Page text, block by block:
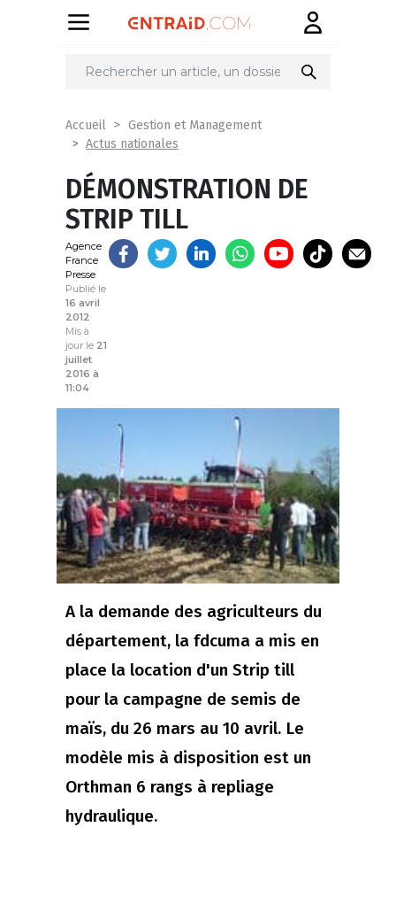
Partager
Accueil
Gestion et Management
Actus nationales
DÉMONSTRATION DE
STRIP TILL
Agence
France
Presse
Publié le
16 avril
2012
Mis à
jour le 21
juillet
2016 à
11:04
A la demande des agriculteurs du
département, la fdcuma a mis en
place la location d'un Strip till
pour la campagne de semis de
maïs, du 26 mars au 10 avril. Le
modèle mis à disposition est un
Orthman 6 rangs à repliage
hydraulique.